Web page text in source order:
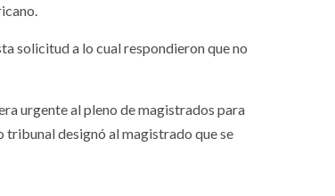
solicitud a lo cual respondieron que no
urgente al pleno de magistrados para
tribunal designó al magistrado que se